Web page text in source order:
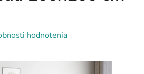
hodnotenia